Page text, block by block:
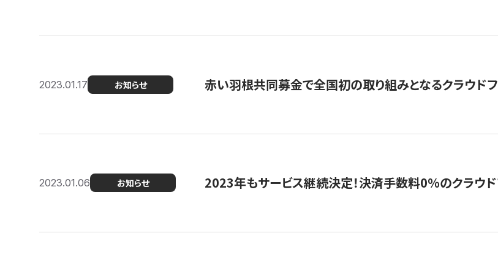
2023.01.17 お知らせ 赤い羽根共同募金で全国初の取り組みとなるクラウド
2023.01.06 お知らせ 2023年もサービス継続決定！決済手数料0％のクラウ